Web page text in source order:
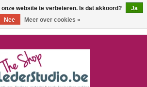
website te verbeteren. Is dat akkoord?
Ja
Nee
Meer over cookies »